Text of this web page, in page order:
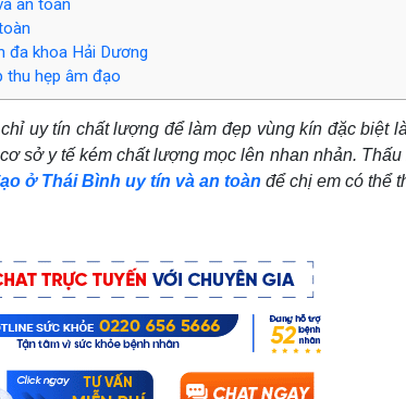
an toàn
đa khoa Hải Dương
thu hẹp âm đạo
uy tín chất lượng để làm đẹp vùng kín đặc biệt
sở y tế kém chất lượng mọc lên nhan nhản.
ở Thái Bình uy tín và an toàn để chị em có thể